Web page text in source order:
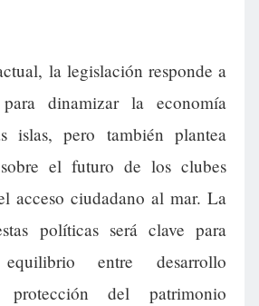
la legislación responde a
dinamizar la economía
islas, pero también plantea
el futuro de los clubes
acceso ciudadano al mar. La
políticas será clave para
entre desarrollo
del patrimonio